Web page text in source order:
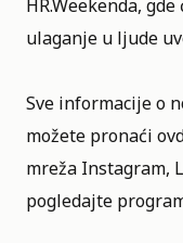
HR.Weekenda,
ulaganje u ljude
Sve informacije o
možete pronaći
mreža Instagram,
pogledajte